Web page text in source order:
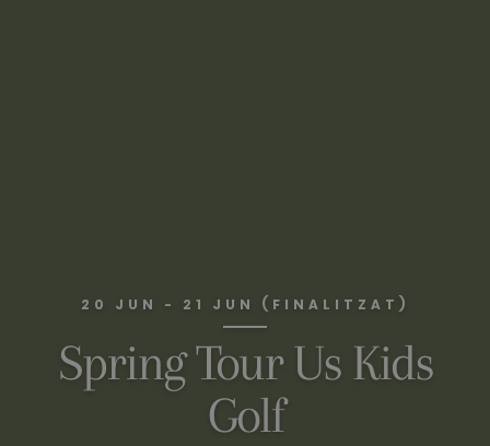
20 JUN - 21 JUN (FINALITZAT)
Spring Tour Us Kids
Golf